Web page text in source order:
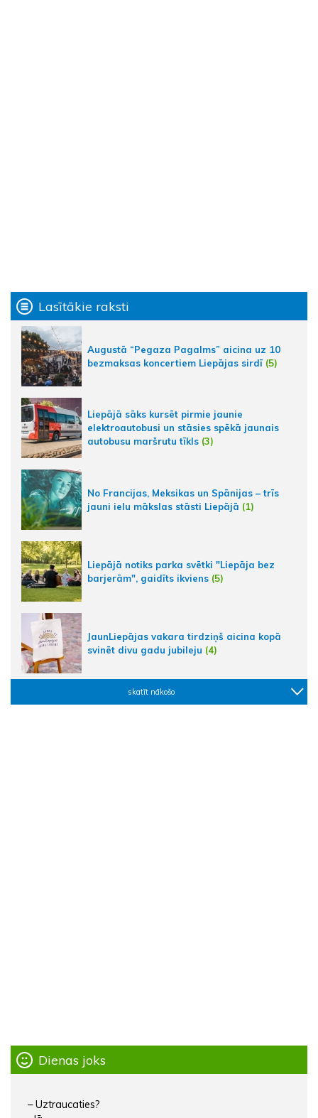
Lasītākie raksti
Augustā “Pegaza Pagalms” aicina uz 10
bezmaksas koncertiem Liepājas sirdī (5)
Liepājā sāks kursēt pirmie jaunie
elektroautobusi un stāsies spēkā jaunais
autobusu maršrutu tīkls (3)
No Francijas, Meksikas un Spānijas – trīs
jauni ielu mākslas stāsti Liepājā (1)
Liepājā notiks parka svētki "Liepāja bez
barjerām", gaidīts ikviens (5)
JaunLiepājas vakara tirdziņš aicina kopā
svinēt divu gadu jubileju (4)
skatīt nākošo
Dienas joks
– Uztraucaties?